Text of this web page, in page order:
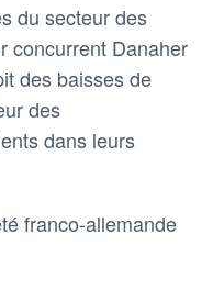
du secteur des
concurrent Danaher
des baisses de
des
dans leurs
franco-allemande